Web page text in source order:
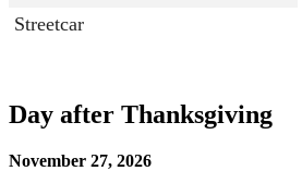
Streetcar
Day after Thanksgiving
November 27, 2026